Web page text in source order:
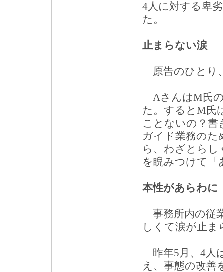
4人に対する卑
た。
止まらない涙
原告のひとり
AさんはM氏
た。するとM氏
ことないの？書
ガイド業務のた
ら、わざとらし
を睨みつけて「
本性があらわに
事務所内の従
しくて涙が止ま
昨年5月、4人
え、事態の改善